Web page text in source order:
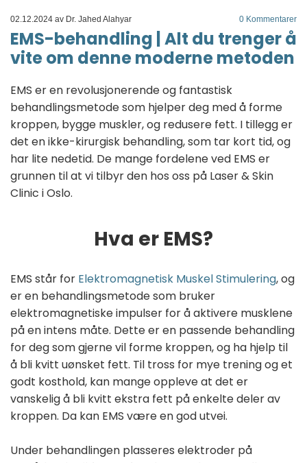
02.12.2024 av Dr. Jahed Alahyar 0 Kommentarer
EMS-behandling | Alt du trenger å
vite om denne moderne metoden
EMS er en revolusjonerende og fantastisk
behandlingsmetode som hjelper deg med å forme
kroppen, bygge muskler, og redusere fett. I tillegg er
det en ikke-kirurgisk behandling, som tar kort tid, og
har lite nedetid. De mange fordelene ved EMS er
grunnen til at vi tilbyr den hos oss på Laser & Skin
Clinic i Oslo.
Hva er EMS?
EMS står for Elektromagnetisk Muskel Stimulering, og
er en behandlingsmetode som bruker
elektromagnetiske impulser for å aktivere musklene
på en intens måte. Dette er en passende behandling
for deg som gjerne vil forme kroppen, og ha hjelp til
å bli kvitt uønsket fett. Til tross for mye trening og et
godt kosthold, kan mange oppleve at det er
vanskelig å bli kvitt ekstra fett på enkelte deler av
kroppen. Da kan EMS være en god utvei.
Under behandlingen plasseres elektroder på